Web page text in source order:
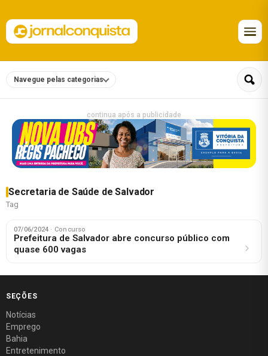
Navegue pelas categorias
continua após a publicidade
Secretaria de Saúde de Salvador
Tag
07/06/2024 · Concurso
Prefeitura de Salvador abre concurso público com
quase 600 vagas
SEÇÕES
Notícias
Emprego
Bahia
Entretenimento